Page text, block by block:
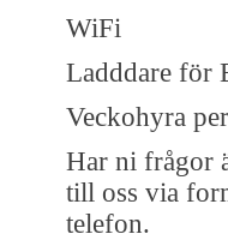
WiFi
Ladddare för
Veckohyra
Har ni frågor
till oss via
telefon.